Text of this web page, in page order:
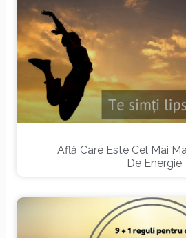
Află Care Este Cel Mai
De Energie